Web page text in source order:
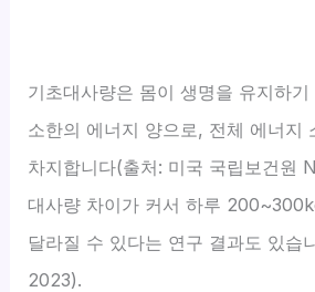
기초대사량은 몸이 생명을 유지하
소한의 에너지 양으로, 전체 에너지
차지합니다(출처: 미국 국립보건원
대사량 차이가 커서 하루
달라질 수 있다는 연구 결과도 있습
2023).